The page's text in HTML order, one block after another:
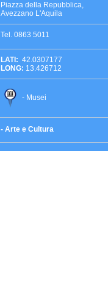
Piazza della Repubblica,
Avezzano L'Aquila
Tel. 0863 5011
LATI: 42.0307177
LONG: 13.426712
- Musei
- Arte e Cultura